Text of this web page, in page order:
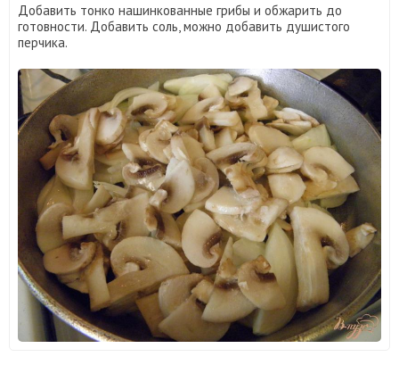
Добавить тонко нашинкованные грибы и обжарить до
готовности. Добавить соль, можно добавить душистого
перчика.